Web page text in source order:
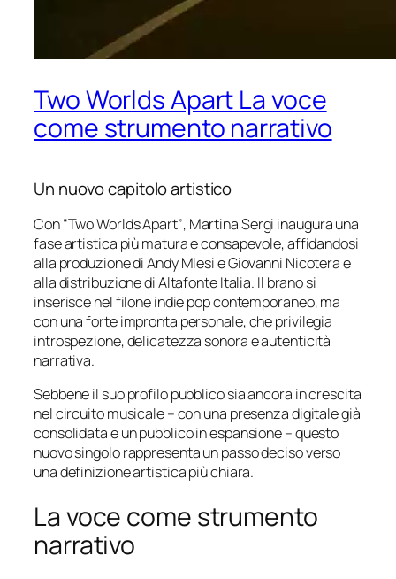
Two Worlds Apart La voce
come strumento narrativo
Un nuovo capitolo artistico
Con“Two Worlds Apart”, Martina Sergi inaugura una
fase artistica più matura e consapevole, affidandosi
alla produzione di Andy Mlesi e Giovanni Nicotera e
alla distribuzione di Altafonte Italia. Il brano si
inserisce nel filone indie pop contemporaneo, ma
con una forte impronta personale, che privilegia
introspezione, delicatezza sonora e autenticità
narrativa.
Sebbene il suo profilo pubblico sia ancora in crescita
nel circuito musicale – con una presenza digitale già
consolidata e un pubblico in espansione – questo
nuovo singolo rappresenta un passo deciso verso
una definizione artistica più chiara.
La voce come strumento
narrativo